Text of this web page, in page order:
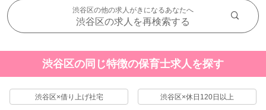
渋谷区の他の求人がきになるあなたへ
渋谷区の求人を再検索する
渋谷区の同じ特徴の保育士求人を探す
渋谷区×借り上げ社宅 渋谷区×休日120日以上